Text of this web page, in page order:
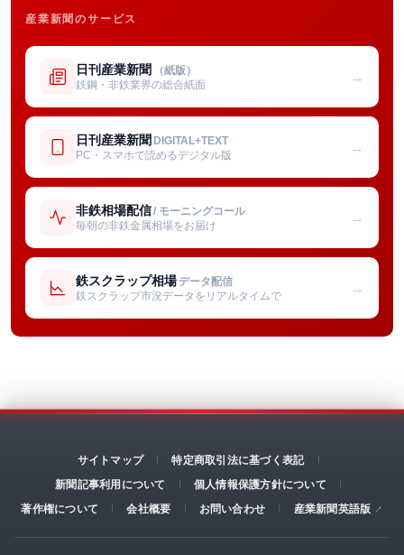
産業新聞のサービス
日刊産業新聞 （紙版）
鉄鋼・非鉄業界の総合紙面
→
日刊産業新聞 DIGITAL+TEXT
PC・スマホで読めるデジタル版
→
非鉄相場配信/ モーニングコール
毎朝の非鉄金属相場をお届け
→
鉄スクラップ相場 データ配信
鉄スクラップ市況データをリアルタイムで
→
サイトマップ
特定商取引法に基づく表記
新聞記事利用について
個人情報保護方針について
著作権について
会社概要 お問い合わせ 産業新聞英語版